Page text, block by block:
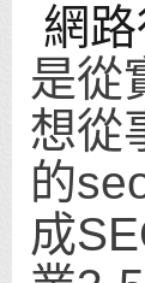
網
是從
想從
的
成